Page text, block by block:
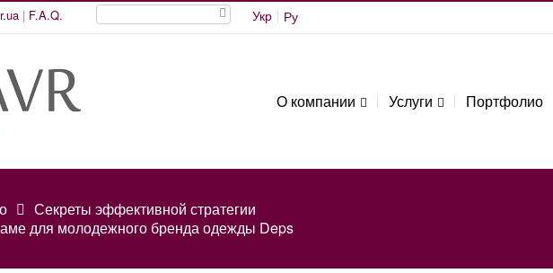
| F.A.Q. Укр Ру
О компании Услуги Портфолио
Секреты эффективной стратегии
для молодежного бренда одежды Deps